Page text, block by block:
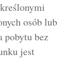
osób lub
pobytu bez
jest